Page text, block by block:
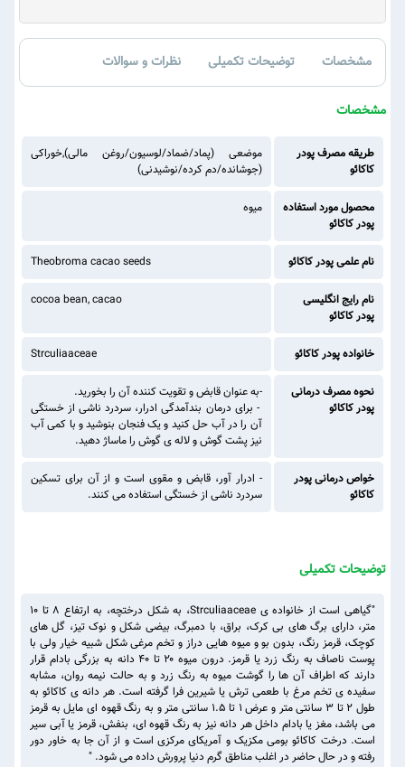
مشخصات توضیحات تکمیلی نظرات و سوالات
مشخصات
طریقه مصرف پودر
کاکائو
موضعی (پماد/ضماد/لوسیون/روغن مالی),خوراکی
(جوشانده/دم کرده/نوشیدنی)
محصول مورد استفاده
پودر کاکائو
میوه
نام علمی پودر کاکائو Theobroma cacao seeds
نام رایج انگلیسی
پودر کاکائو
cocoa bean, cacao
خانواده پودر کاکائو Strculiaaceae
نحوه مصرف درمانی
پودر کاکائو
-به عنوان قابض و تقویت کننده آن را بخورید.
- برای درمان بندآمدگی ادرار، سردرد ناشی از خستگی
آن را در آب حل کنید و یک فنجان بنوشید و با کمی آب
نیز پشت گوش و لاله ی گوش را ماساژ دهید.
خواص درمانی پودر
کاکائو
- ادرار آور، قابض و مقوی است و از آن برای تسکین
سردرد ناشی از خستگی استفاده می کنند.
توضیحات تکمیلی
"گیاهی است از خانواده ی Strculiaaceae، به شکل درختچه، به ارتفاع ۸ تا ۱۰
متر، دارای برگ های بی کرک، براق، با دمبرگ، بیضی شکل و نوک تیز، گل های
کوچک، قرمز رنگ، بدون بو و میوه هایی دراز و تخم مرغی شکل شبیه خیار ولی با
پوست ناصاف به رنگ زرد یا قرمز. درون میوه ۲۰ تا ۴۰ دانه به بزرگی بادام قرار
دارند که اطراف آن ها را گوشت میوه به رنگ زرد و به حالت نیمه روان، مشابه
سفیده ی تخم مرغ با طعمی ترش یا شیرین فرا گرفته است. هر دانه ی کاکائو به
طول ۲ تا ۳ سانتی متر و عرض 1 تا 1.5 سانتی متر و به رنگ قهوه ای مایل به قرمز
می باشد، مغز یا بادام داخل هر دانه نیز به رنگ قهوه ای، بنفش، قرمز یا آبی سیر
است. درخت کاکائو بومی مکزیک و آمریکای مرکزی است و از آن جا به خاور دور
رفته و در حال حاضر در اغلب مناطق گرم دنیا پرورش داده می شود. "